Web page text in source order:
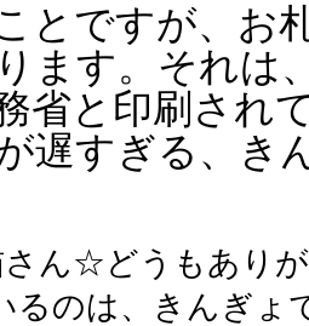
とですが、お
ます。それは
省と印刷され
遅すぎる、き
ん☆どうもあり
るのは、きんぎょ